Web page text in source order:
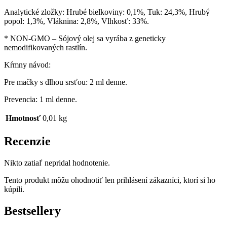
Analytické zložky: Hrubé bielkoviny: 0,1%, Tuk: 24,3%, Hrubý
popol: 1,3%, Vláknina: 2,8%, Vlhkosť: 33%.
* NON-GMO – Sójový olej sa vyrába z geneticky
nemodifikovaných rastlín.
Kŕmny návod:
Pre mačky s dlhou srsťou: 2 ml denne.
Prevencia: 1 ml denne.
Hmotnosť 0,01 kg
Recenzie
Nikto zatiaľ nepridal hodnotenie.
Tento produkt môžu ohodnotiť len prihlásení zákazníci, ktorí si ho
kúpili.
Bestsellery